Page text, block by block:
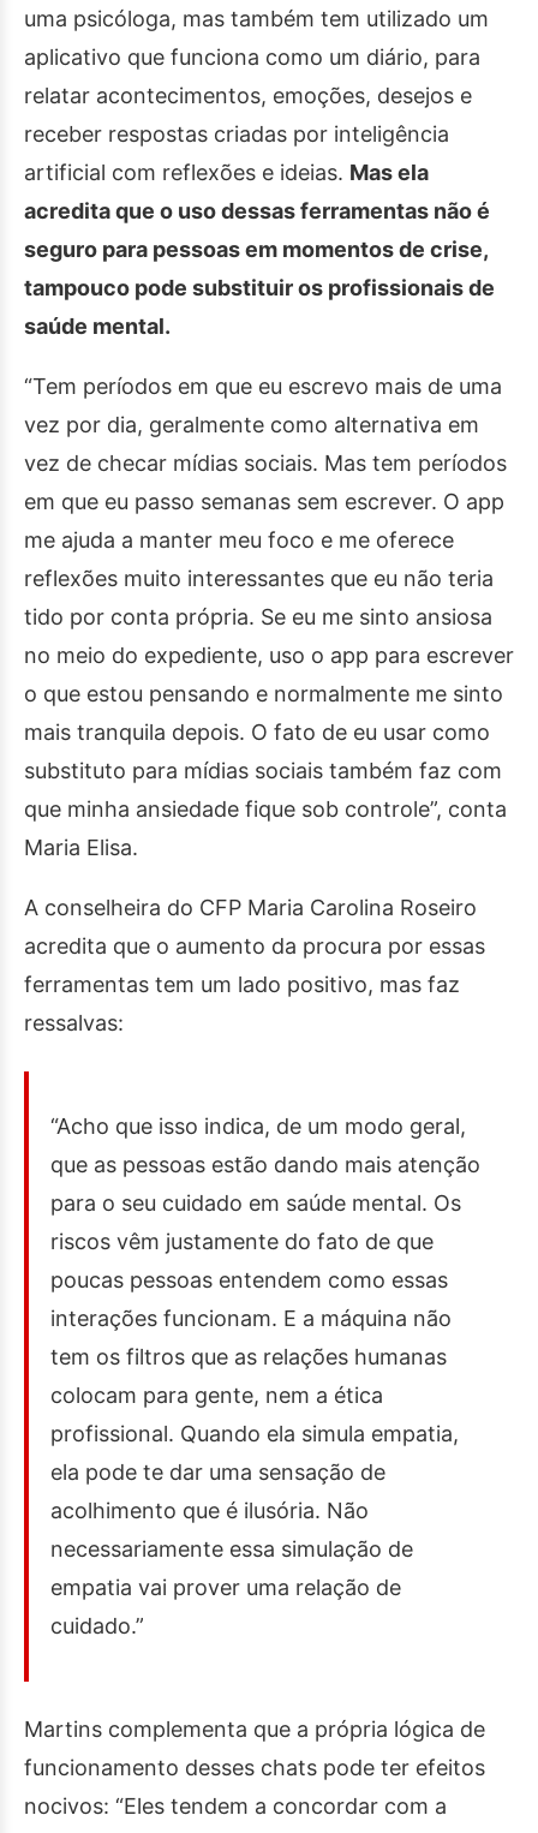
uma psicóloga, mas também tem utilizado um
aplicativo que funciona como um diário, para
relatar acontecimentos, emoções, desejos e
receber respostas criadas por inteligência
artificial com reflexões e ideias. Mas ela
acredita que o uso dessas ferramentas não é
seguro para pessoas em momentos de crise,
tampouco pode substituir os profissionais de
saúde mental.
“Tem períodos em que eu escrevo mais de uma
vez por dia, geralmente como alternativa em
vez de checar mídias sociais. Mas tem períodos
em que eu passo semanas sem escrever. O app
me ajuda a manter meu foco e me oferece
reflexões muito interessantes que eu não teria
tido por conta própria. Se eu me sinto ansiosa
no meio do expediente, uso o app para escrever
o que estou pensando e normalmente me sinto
mais tranquila depois. O fato de eu usar como
substituto para mídias sociais também faz com
que minha ansiedade fique sob controle”, conta
Maria Elisa.
A conselheira do CFP Maria Carolina Roseiro
acredita que o aumento da procura por essas
ferramentas tem um lado positivo, mas faz
ressalvas:
“Acho que isso indica, de um modo geral,
que as pessoas estão dando mais atenção
para o seu cuidado em saúde mental. Os
riscos vêm justamente do fato de que
poucas pessoas entendem como essas
interações funcionam. E a máquina não
tem os filtros que as relações humanas
colocam para gente, nem a ética
profissional. Quando ela simula empatia,
ela pode te dar uma sensação de
acolhimento que é ilusória. Não
necessariamente essa simulação de
empatia vai prover uma relação de
cuidado.”
Martins complementa que a própria lógica de
funcionamento desses chats pode ter efeitos
nocivos: “Eles tendem a concordar com a